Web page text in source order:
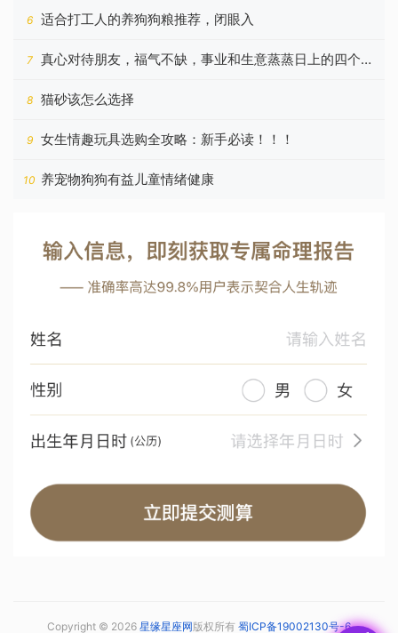
好
6 适合打工人的养狗狗粮推荐，闭眼入
7
真心对待朋友，福气不缺，事业和生意蒸蒸日上的四个星
座
8 猫砂该怎么选择
9 女生情趣玩具选购全攻略：新手必读！！！
10 养宠物狗狗有益儿童情绪健康
Copyright © 2026 星缘星座网版权所有 蜀ICP备19002130号-6